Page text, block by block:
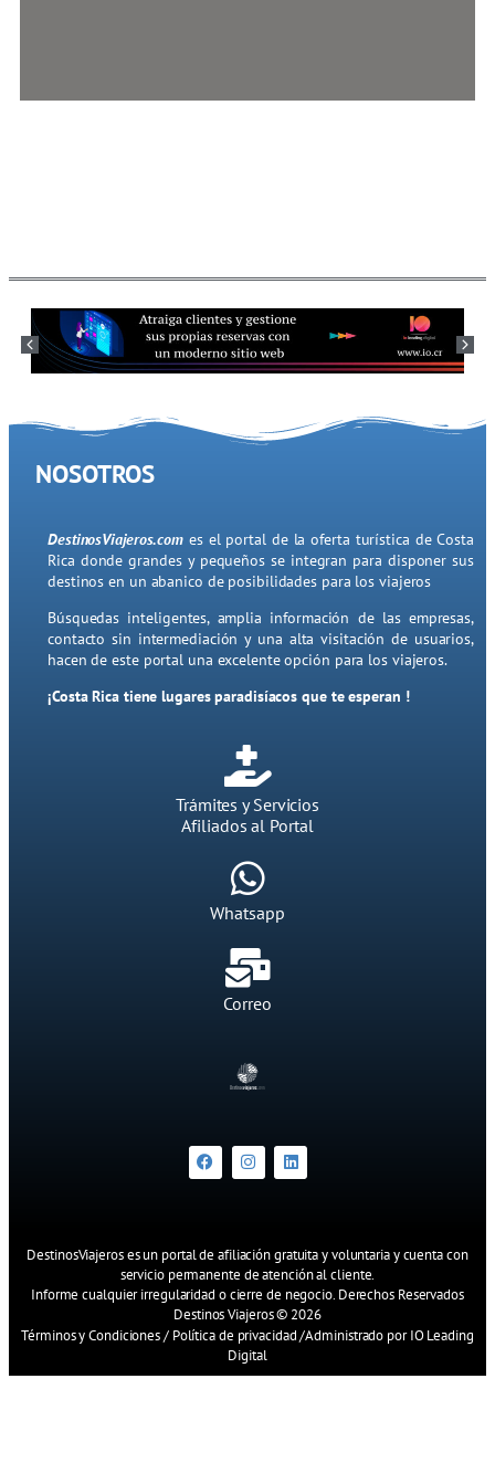
NOSOTROS
DestinosViajeros.com es el portal de la oferta turística de Costa
Rica donde grandes y pequeños se integran para disponer sus
destinos en un abanico de posibilidades para los viajeros
Búsquedas inteligentes, amplia información de las empresas,
contacto sin intermediación y una alta visitación de usuarios,
hacen de este portal una excelente opción para los viajeros.
¡Costa Rica tiene lugares paradisíacos que te esperan !
Trámites y Servicios
Afiliados al Portal
Whatsapp
Correo
DestinosViajeros es un portal de afiliación gratuita y voluntaria y cuenta con
servicio permanente de atención al cliente.
Informe cualquier irregularidad o cierre de negocio. Derechos Reservados
Destinos Viajeros © 2026
Términos y Condiciones/ Política de privacidad/Administrado por IO Leading
Digital